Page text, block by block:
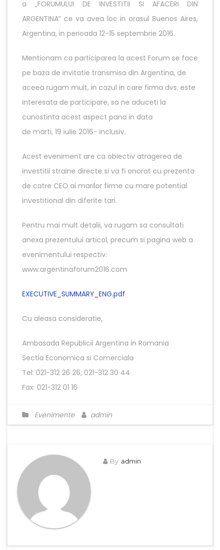
a „FORUMULUI DE INVESTITII SI AFACERI DIN
ARGENTINA” ce va avea loc in orasul Buenos Aires,
Argentina, in perioada 12-15 septembrie 2016.
Mentionam ca participarea la acest Forum se face
pe baza de invitatie transmisa din Argentina, de
aceea rugam mult, in cazul in care firma dvs. este
interesata de participare, sa ne aduceti la
cunostinta acest aspect pana in data
de marti, 19 iulie 2016- inclusiv.
Acest eveniment are ca obiectiv atragerea de
investitii straine directe si va fi onorat cu prezenta
de catre CEO ai marilor firme cu mare potential
investitional din diferite tari.
Pentru mai mult detalii, va rugam sa consultati
anexa prezentului articol, precum si pagina web a
evenimentului respectiv:
www.argentinaforum2016.com
EXECUTIVE_SUMMARY_ENG.pdf
Cu aleasa consideratie,
Ambasada Republicii Argentina in Romania
Sectia Economica si Comerciala
Tel: 021-312 26 26; 021-312 30 44
Fax: 021-312 01 16
Evenimente admin
By admin